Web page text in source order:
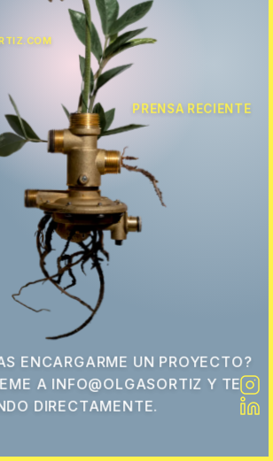
PRENSA RECIENTE
ENCARGARME UN PROYECTO?
A INFO@OLGASORTIZ Y TE
DIRECTAMENTE.